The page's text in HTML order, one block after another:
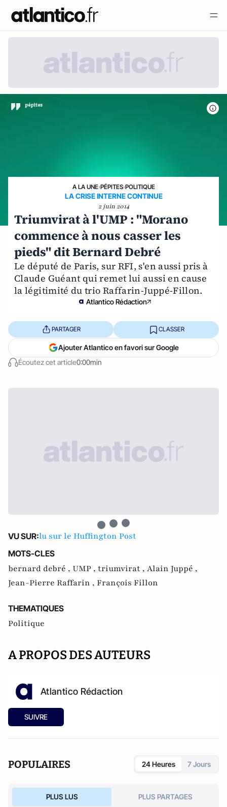
A LA UNE›PÉPITES›POLITIQUE
LA CRISE INTERNE CONTINUE
2 juin 2014
Triumvirat à l'UMP : "Morano
commence à nous casser les
pieds" dit Bernard Debré
Le député de Paris, sur RFI, s'en aussi pris à
Claude Guéant qui remet lui aussi en cause
la légitimité du trio Raffarin-Juppé-Fillon.
Atlantico Rédaction
Écoutez cet article0:00min
PARTAGER CLASSER
Ajouter Atlantico en favori sur Google
VU SUR:lu sur le Huffington Post
MOTS-CLES
bernard debré , UMP , triumvirat , Alain Juppé ,
Jean-Pierre Raffarin , François Fillon
THEMATIQUES
Politique
A PROPOS DES AUTEURS
Atlantico Rédaction
SUIVRE
POPULAIRES 24 Heures 7 Jours
PLUS LUS PLUS PARTAGES